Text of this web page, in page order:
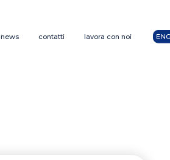
news contatti lavora con noi